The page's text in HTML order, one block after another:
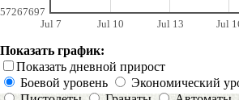
Jul 7 Jul 10 Jul 13 Jul
57267697
Показать график:
Показать дневной прирост
Боевой уровень
Экономический